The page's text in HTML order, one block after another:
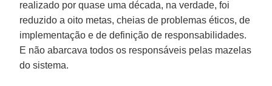
realizado por quase uma década, na verdade, foi
reduzido a oito metas, cheias de problemas éticos, de
implementação e de definição de responsabilidades.
E não abarcava todos os responsáveis pelas mazelas
do sistema.